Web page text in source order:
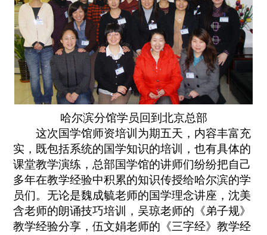
哈尔滨分馆学员回到北京总部
这次国学馆师资培训为期五天，内容丰富充
实，既包括系统的国学知识的培训，也有具体的
课堂教学演练，总部国学馆的讲师们纷纷把自己
多年在教学经验中积累的知识传授给哈尔滨的学
员们。无论是魏成毓老师的国学理念讲座，沈美
含老师的朗诵技巧培训，吴琼老师的《弟子规》
教学经验分享，伍文娟老师的《三字经》教学经